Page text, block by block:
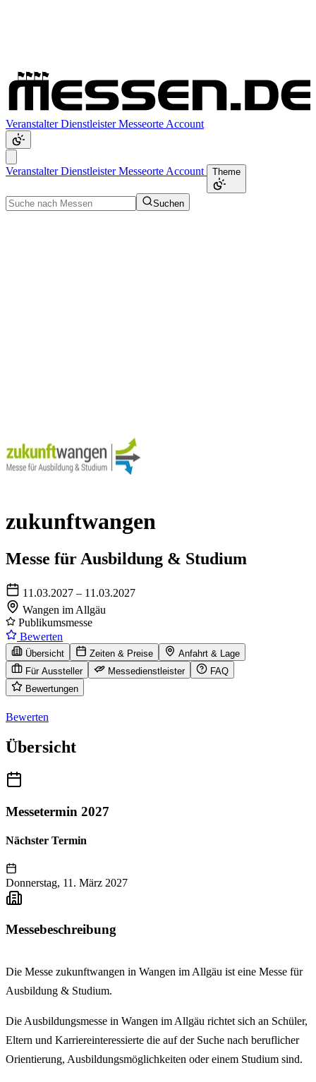
VeranstalterDienstleisterMesseorte Account
VeranstalterDienstleisterMesseorte Account Theme
Suchen
zukunftwangen
Messe für Ausbildung & Studium
11.03.2027 – 11.03.2027
Wangen im Allgäu
Publikumsmesse
Bewerten
Übersicht Zeiten & Preise
Anfahrt & Lage
Für Aussteller
Messedienstleister
FAQ
Bewertungen
Bewerten
Übersicht
Messetermin 2027
Nächster Termin
Donnerstag, 11. März 2027
Messebeschreibung
Die Messe zukunftwangen in Wangen im Allgäu ist eine Messe für
Ausbildung & Studium.
Die Ausbildungsmesse in Wangen im Allgäu richtet sich an Schüler,
Eltern und Karriereinteressierte die auf der Suche nach beruflicher
Orientierung, Ausbildungsmöglichkeiten oder einem Studium sind.